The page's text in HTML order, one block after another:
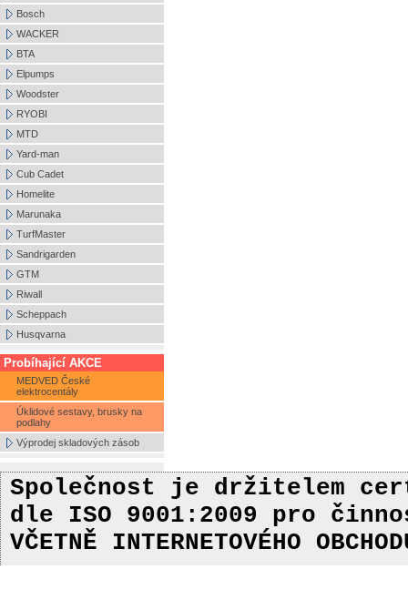
Bosch
WACKER
BTA
Elpumps
Woodster
RYOBI
MTD
Yard-man
Cub Cadet
Homelite
Marunaka
TurfMaster
Sandrigarden
GTM
Riwall
Scheppach
Husqvarna
Probíhající AKCE
MEDVED České
elektrocentály
Úklidové sestavy, brusky na
podlahy
Výprodej skladových zásob
Společnost je držitelem
dle ISO 9001:2009 pro
VČETNĚ INTERNETOVÉHO